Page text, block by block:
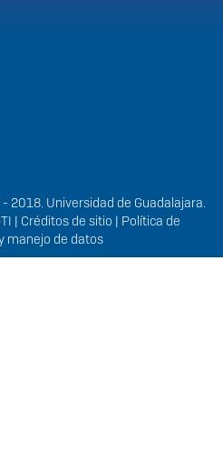
2018. Universidad de Guadalajara.
| Créditos de sitio | Política de
manejo de datos